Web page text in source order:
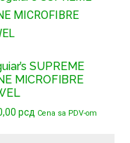
SUPREME
MICROFIBRE
рсд Cena sa PDV-om